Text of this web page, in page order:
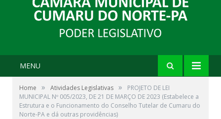
MENU
Home » Atividades Legislativas »
PROJETO DE LEI
MUNICIPAL Nº 005/2023, DE 21 DE MARÇO DE 2023 (Estabelece a
Estrutura e o Funcionamento do Conselho Tutelar de Cumaru do
Norte-PA e dá outras providências)